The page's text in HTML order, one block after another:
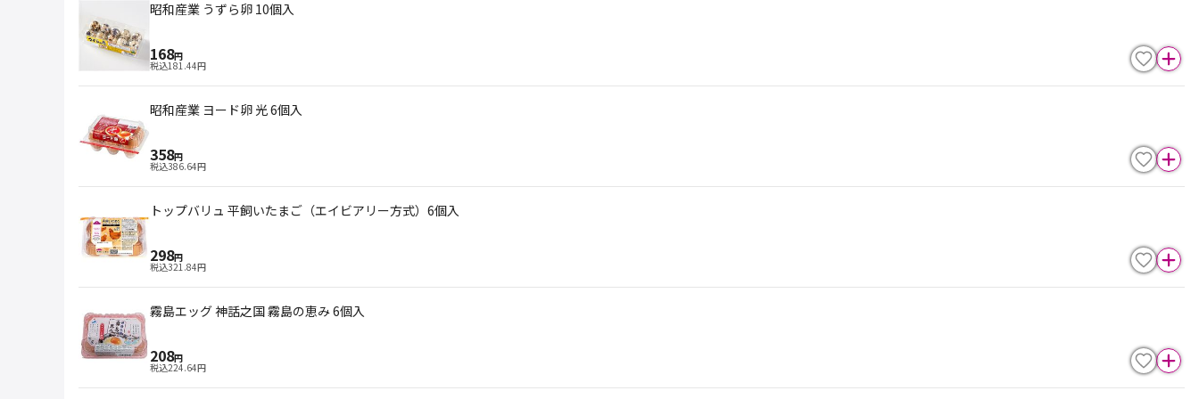
昭和産業 うずら卵 10個入
168円
税込181.44円
昭和産業 ヨード卵 光 6個入
358円
税込386.64円
トップバリュ 平飼いたまご（エイビアリー方式）6個入
298円
税込321.84円
霧島エッグ 神話之国 霧島の恵み 6個入
208円
税込224.64円